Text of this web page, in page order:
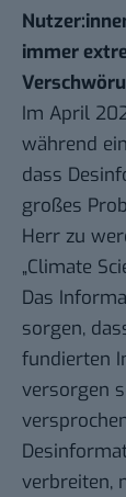
immer
Im April
während
dass
großes
Herr zu
„Climate
Das
sorgen,
fundierten
versorgen
verbreiten,